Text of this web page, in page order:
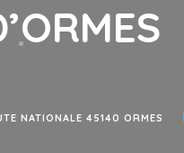
NATIONALE 45140 ORMES